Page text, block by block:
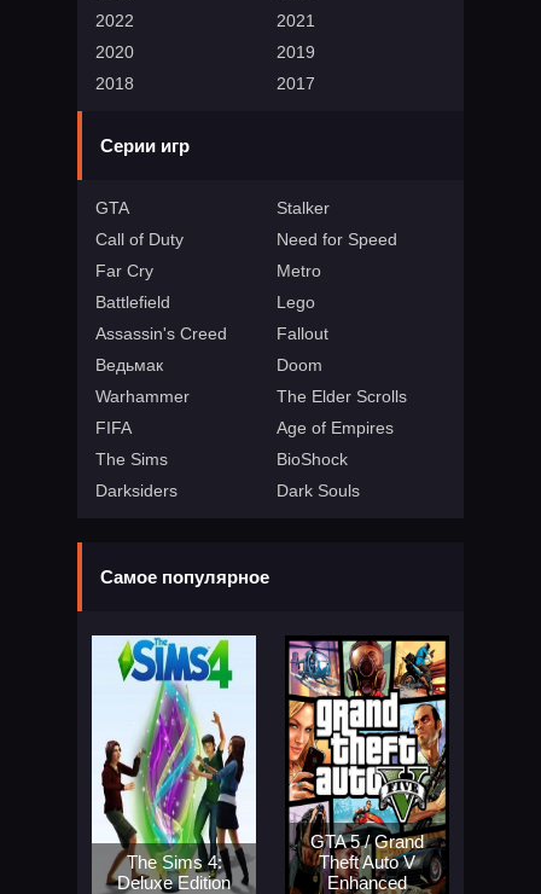
2022
2021
2020
2019
2018
2017
Серии игр
GTA
Stalker
Call of Duty
Need for Speed
Far Cry
Metro
Battlefield
Lego
Assassin's Creed
Fallout
Ведьмак
Doom
Warhammer
The Elder Scrolls
FIFA
Age of Empires
The Sims
BioShock
Darksiders
Dark Souls
Самое популярное
The Sims 4:
Deluxe Edition
GTA 5 / Grand
Theft Auto V
Enhanced